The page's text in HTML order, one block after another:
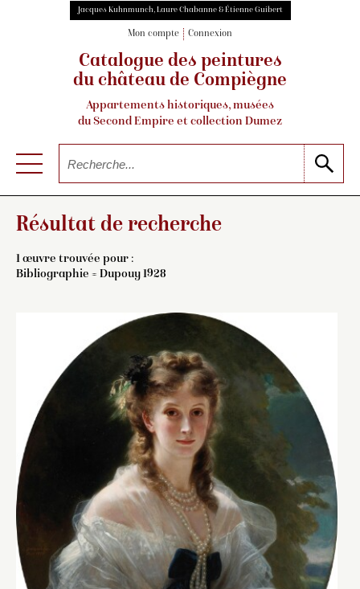
Jacques Kuhnmunch, Laure Chabanne & Étienne Guibert
Mon compte Connexion
Catalogue des peintures
du château de Compiègne
Appartements historiques, musées
du Second Empire et collection Dumez
Résultat de recherche
1 œuvre trouvée pour :
Bibliographie = Dupouy 1928